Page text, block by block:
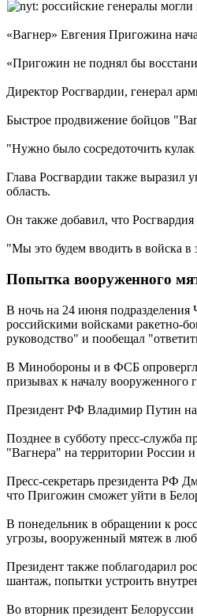
«Вагнер» Евгения Пригожина
«Пригожин не поднял бы
Директор Росгвардии, генерал
Быстрое продвижение бойцов
"Нужно было сосредоточить
Глава Росгвардии также выразил
область.
Он также добавил, что
"Мы это будем вводить в войска в
Попытка вооруженного
В ночь на 24 июня
российскими войсками ракетно-
руководство" и пообещал
В Минобороны и в ФСБ
призывах к началу вооруженного
Президент РФ Владимир Путин
Позднее в субботу пресс-служба
"Вагнера" на территории России
Пресс-секретарь президента РФ
что Пригожин сможет уйти в
В понедельник в обращении к
угрозы, вооруженный мятеж в
Президент также поблагодарил
шантаж, попытки устроить
Во вторник президент